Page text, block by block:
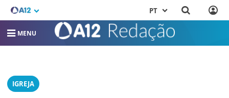
PT
MENU
IGREJA